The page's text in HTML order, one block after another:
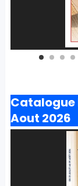
Catalogue
Aout 2026